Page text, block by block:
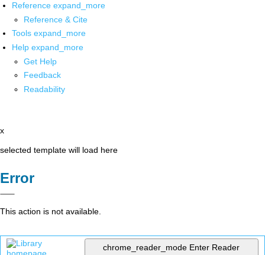
Reference expand_more
Reference & Cite
Tools expand_more
Help expand_more
Get Help
Feedback
Readability
x
selected template will load here
Error
This action is not available.
chrome_reader_mode Enter Reader